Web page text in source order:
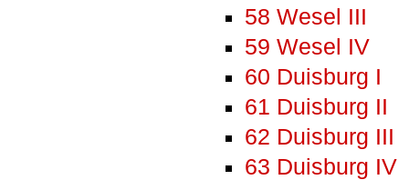
58 Wesel III
59 Wesel IV
60 Duisburg I
61 Duisburg II
62 Duisburg III
63 Duisburg IV